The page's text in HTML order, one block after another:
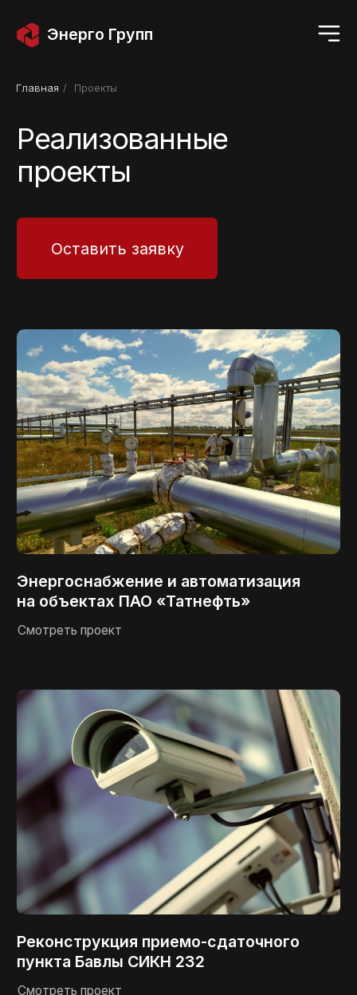
Энерго Групп
Главная / Проекты
Энергоснабжение и автоматизация
на объектах ПАО «Татнефть»
пункта Бавлы СИКН 232
объектов УТНГП ПАО «Татнефть»
Смотреть проект
Смотреть проект
Смотреть проект
Реализованные
проекты
Оставить заявку